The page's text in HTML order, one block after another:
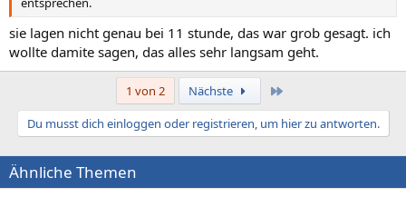
sie lagen nicht genau bei 11 stunde, das war grob gesagt. ich
wollte damite sagen, das alles sehr langsam geht.
1 von 2 Nächste
Du musst dich einloggen oder registrieren, um hier zu antworten.
Ähnliche Themen